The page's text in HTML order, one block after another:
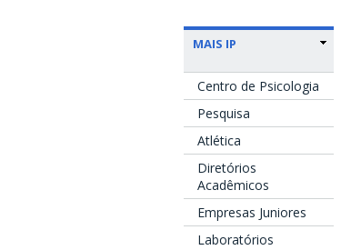
MAIS IP
Centro de Psicologia
Pesquisa
Atlética
Diretórios
Acadêmicos
Empresas Juniores
Laboratórios